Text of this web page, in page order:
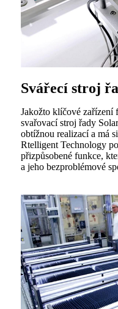
Svářecí stroj
Jakožto klíčové zařízení
svařovací stroj řady
obtížnou realizací a má
Rtelligent Technology
přizpůsobené funkce,
a jeho bezproblémové